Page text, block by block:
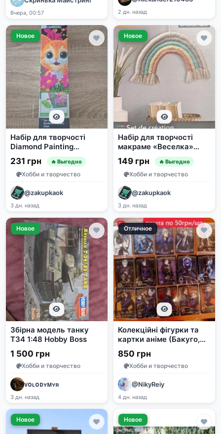
Вчера, 00:57 2 дн. назад
Новое
Набір для творчості
Diamond Painting
Crelando, кіт
231 грн 🔥 Выгодно
Хобби и творчество
@zakupkaok
3 дн. назад
Новое
Набір для творчості
макраме «Веселка»
Crelando, 8 предметів
149 грн 🔥 Выгодно
Хобби и творчество
@zakupkaok
3 дн. назад
Новое
Збірна модель танку
Т34 1:48 Hobby Boss
1 500 грн
Хобби и творчество
ᴠᴏʟᴏᴅʏᴍʏʀ
3 дн. назад
Отличное
Колекційні фігурки та
картки аніме (Бакуго,
Міку, Тога, Деку)
850 грн
Хобби и творчество
@NikyReiy
4 дн. назад
Новое Новое